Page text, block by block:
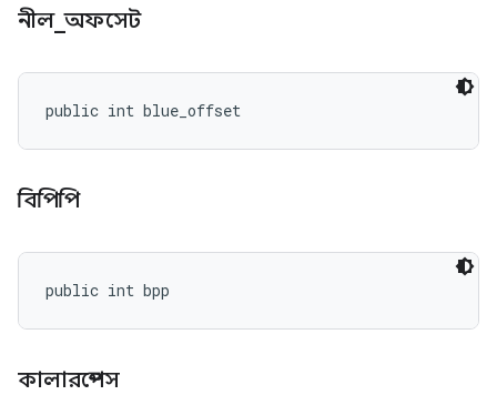
নীল_অফসেট
public int blue_offset
বিপিপি
public int bpp
কালারস্পেস